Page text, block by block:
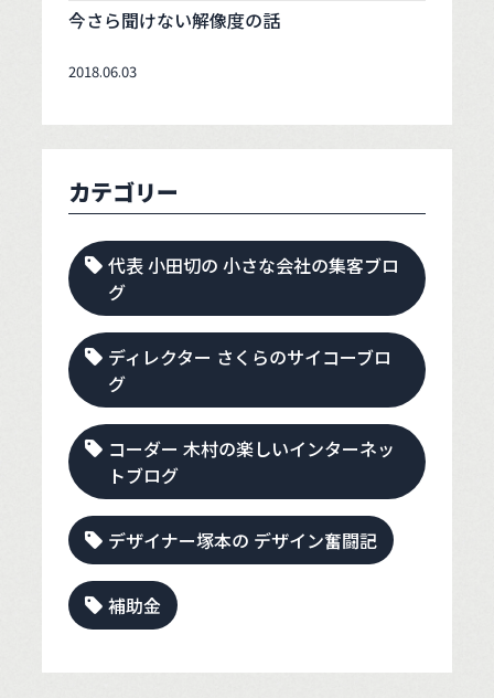
今さら聞けない解像度の話
2018.06.03
カテゴリー
代表 小田切の 小さな会社の集客ブロ
グ
ディレクター さくらのサイコーブロ
グ
コーダー 木村の楽しいインターネッ
トブログ
デザイナー塚本の デザイン奮闘記
補助金